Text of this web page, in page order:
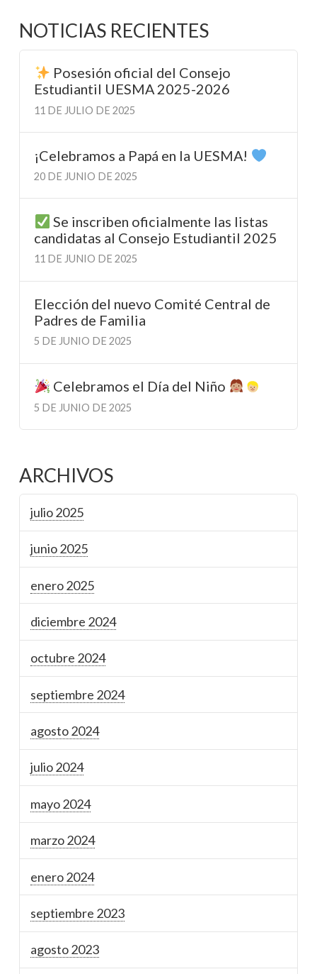
NOTICIAS RECIENTES
Posesión oficial del Consejo
Estudiantil UESMA 2025-2026
11 DE JULIO DE 2025
¡Celebramos a Papá en la UESMA!
20 DE JUNIO DE 2025
Se inscriben oficialmente las listas
candidatas al Consejo Estudiantil 2025
11 DE JUNIO DE 2025
Elección del nuevo Comité Central de
Padres de Familia
5 DE JUNIO DE 2025
Celebramos el Día del Niño
5 DE JUNIO DE 2025
ARCHIVOS
julio 2025
junio 2025
enero 2025
diciembre 2024
octubre 2024
septiembre 2024
agosto 2024
julio 2024
mayo 2024
marzo 2024
enero 2024
septiembre 2023
agosto 2023